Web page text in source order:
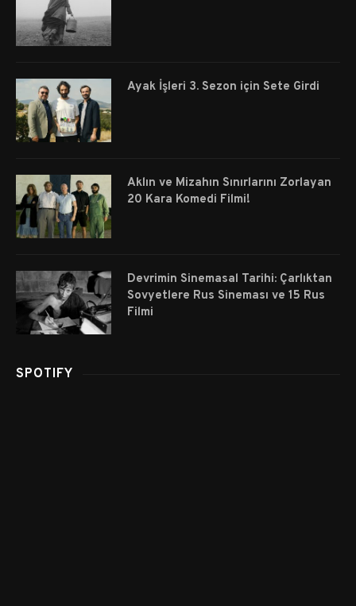
Ayak İşleri 3. Sezon için Sete Girdi
Aklın ve Mizahın Sınırlarını Zorlayan
20 Kara Komedi Filmi!
Devrimin Sinemasal Tarihi: Çarlıktan
Sovyetlere Rus Sineması ve 15 Rus
Filmi
SPOTIFY